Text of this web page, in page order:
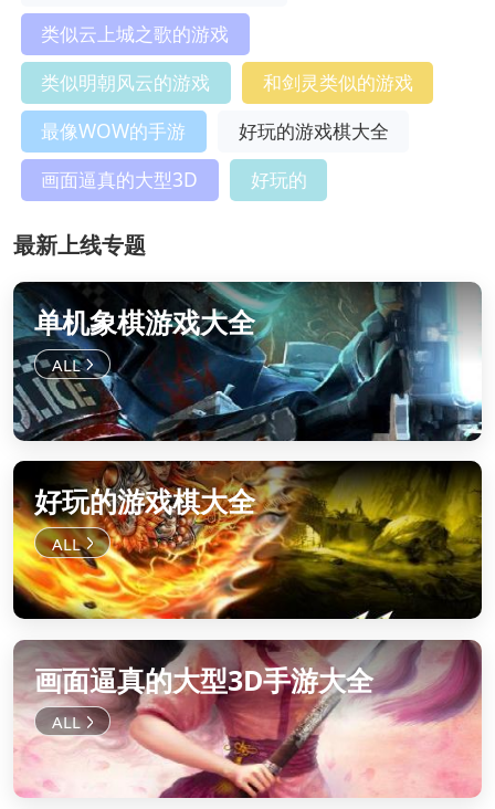
类似云上城之歌的游戏
类似明朝风云的游戏
和剑灵类似的游戏
最像WOW的手游
好玩的游戏棋大全
画面逼真的大型3D
好玩的
最新上线专题
单机象棋游戏大全
好玩的游戏棋大全
画面逼真的大型3D手游大全